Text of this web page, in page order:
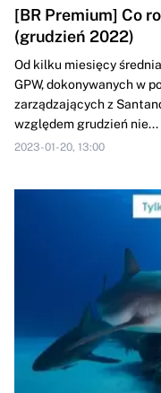
[BR Premium] Co
(grudzień 2022)
Od kilku miesięcy
GPW, dokonywanych w
zarządzających z
względem grudzień nie...
2023-01-20, 13:00